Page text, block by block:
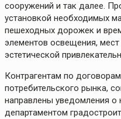
сооружений и так далее.
установкой необходимых
пешеходных дорожек и
элементов освещения,
эстетической
Контрагентам по
потребительского рынка,
направлены уведомления о
департаментом